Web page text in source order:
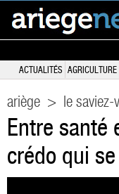
ACTUALITÉS AGRICULTURE
ariège > le saviez-
Entre
crédo qui